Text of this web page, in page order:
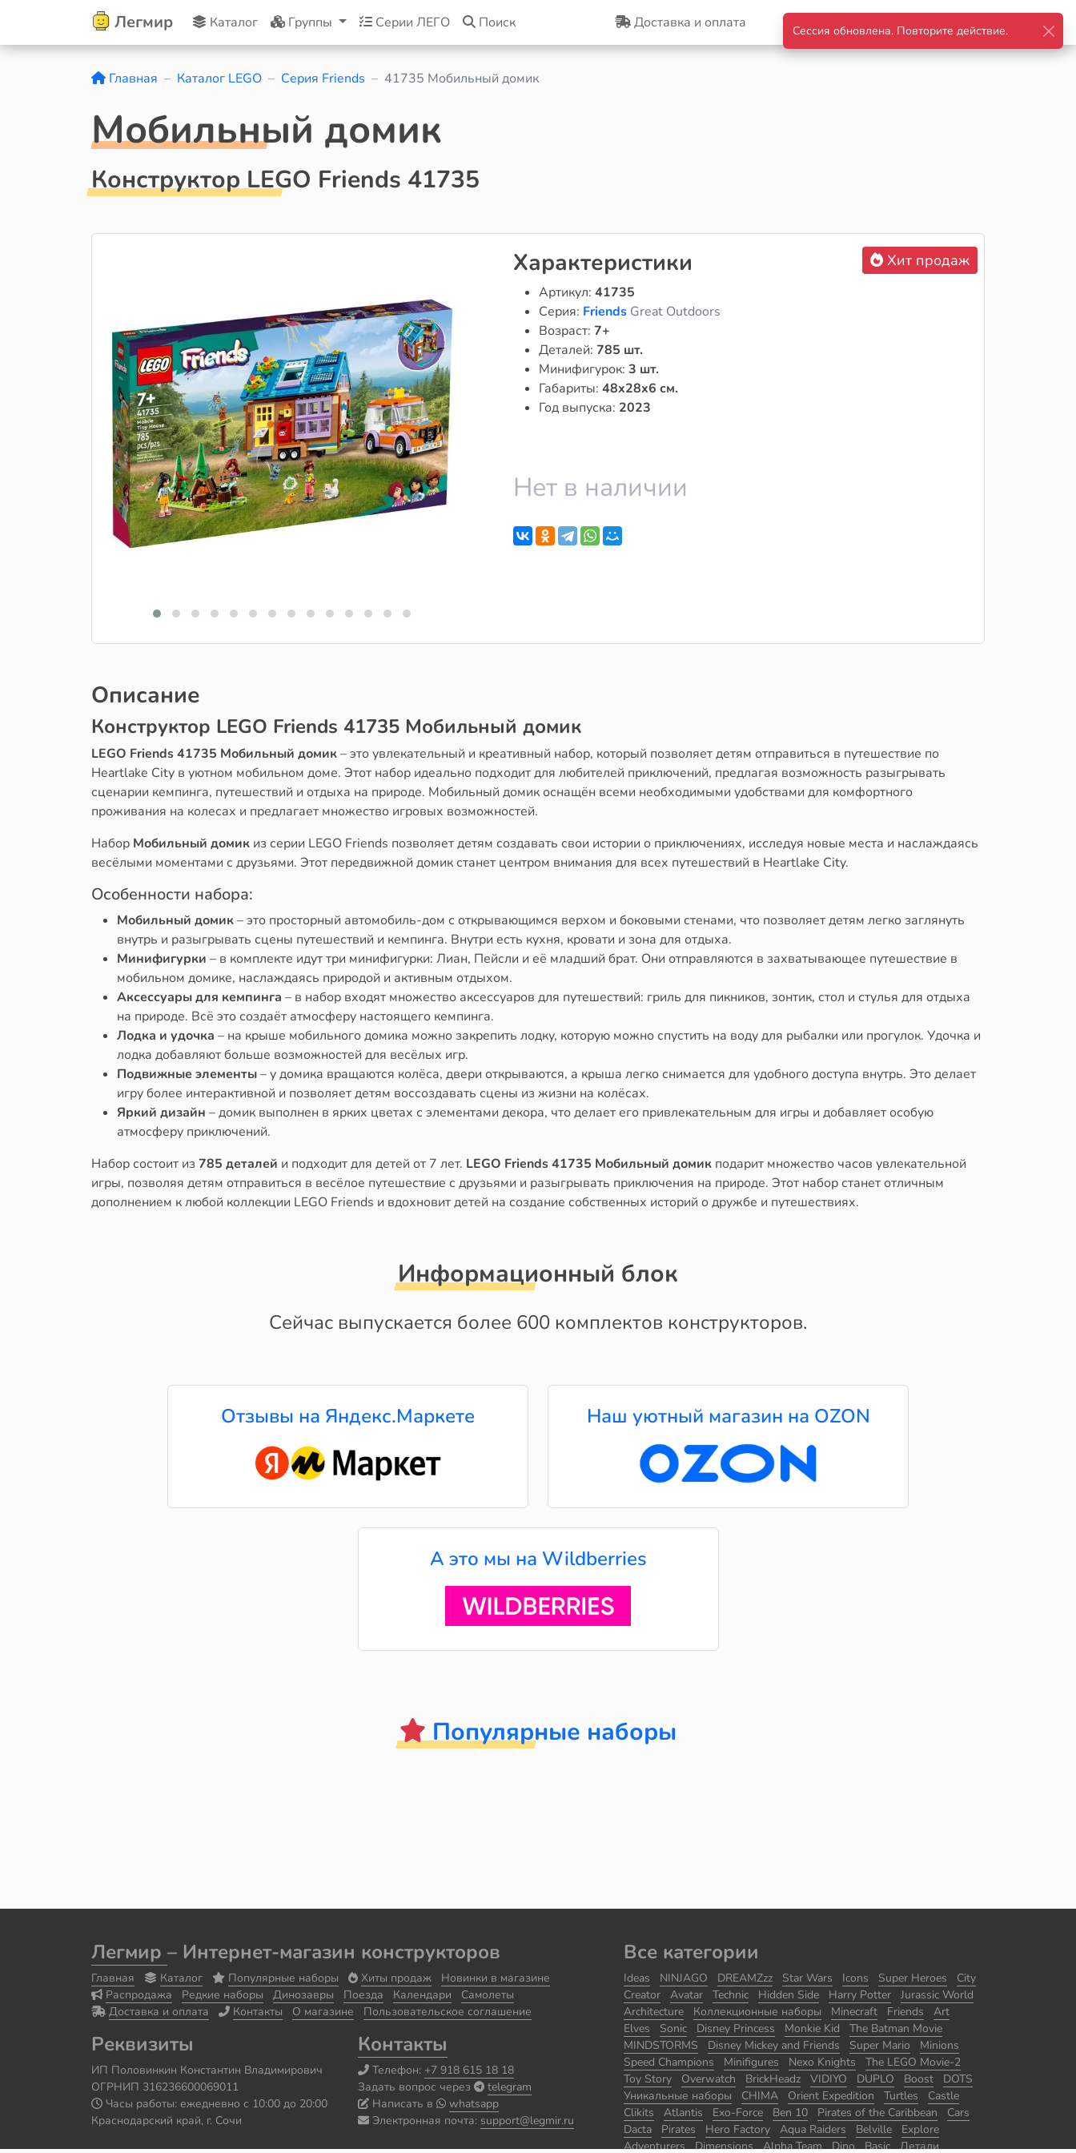
Легмир Каталог Группы Серии ЛЕГО Поиск Доставка и оплата Корзина Войти
Главная Каталог LEGO Серия Friends 41735 Мобильный домик
Мобильный домик
Конструктор LEGO Friends 41735
Хит продаж
Характеристики
Артикул: 41735
Серия: Friends Great Outdoors
Возраст: 7+
Деталей: 785 шт.
Минифигурок: 3 шт.
Габариты: 48x28x6 см.
Год выпуска: 2023
Нет в наличии
Описание
Конструктор LEGO Friends 41735 Мобильный домик
LEGO Friends 41735 Мобильный домик– это увлекательный и креативный набор, который позволяет детям отправиться в путешествие по
Heartlake City в уютном мобильном доме. Этот набор идеально подходит для любителей приключений, предлагая возможность разыгрывать
сценарии кемпинга, путешествий и отдыха на природе. Мобильный домик оснащён всеми необходимыми удобствами для комфортного
проживания на колесах и предлагает множество игровых возможностей.
Набор Мобильный домик из серии LEGO Friends позволяет детям создавать свои истории о приключениях, исследуя новые места и наслаждаясь
весёлыми моментами с друзьями. Этот передвижной домик станет центром внимания для всех путешествий в Heartlake City.
Особенности набора:
Мобильный домик– это просторный автомобиль-дом с открывающимся верхом и боковыми стенами, что позволяет детям легко заглянуть
внутрь и разыгрывать сцены путешествий и кемпинга. Внутри есть кухня, кровати и зона для отдыха.
Минифигурки – в комплекте идут три минифигурки: Лиан, Пейсли и её младший брат. Они отправляются в захватывающее путешествие в
мобильном домике, наслаждаясь природой и активным отдыхом.
Аксессуары для кемпинга – в набор входят множество аксессуаров для путешествий: гриль для пикников, зонтик, стол и стулья для отдыха
на природе. Всё это создаёт атмосферу настоящего кемпинга.
Лодка и удочка – на крыше мобильного домика можно закрепить лодку, которую можно спустить на воду для рыбалки или прогулок. Удочка и
лодка добавляют больше возможностей для весёлых игр.
Подвижные элементы– у домика вращаются колёса, двери открываются, а крыша легко снимается для удобного доступа внутрь. Это делает
игру более интерактивной и позволяет детям воссоздавать сцены из жизни на колёсах.
Яркий дизайн – домик выполнен в ярких цветах с элементами декора, что делает его привлекательным для игры и добавляет особую
атмосферу приключений.
Набор состоит из785 деталей и подходит для детей от 7 лет. LEGO Friends 41735 Мобильный домик подарит множество часов увлекательной
игры, позволяя детям отправиться в весёлое путешествие с друзьями и разыгрывать приключения на природе. Этот набор станет отличным
дополнением к любой коллекции LEGO Friends и вдохновит детей на создание собственных историй о дружбе и путешествиях.
Информационный блок
Сейчас выпускается более 600 комплектов конструкторов.
Отзывы на Яндекс.Маркете Наш уютный магазин на OZON
А это мы на Wildberries
Популярные наборы
Легмир – Интернет-магазин конструкторов
Главная Каталог Популярные наборы Хиты продаж
Новинки в магазине
Распродажа
Редкие наборы Динозавры Поезда Календари
Самолеты
Доставка и оплата
Контакты О магазине Пользовательское соглашение
Реквизиты
ИП Половинкин Константин Владимирович
ОГРНИП 316236600069011
Часы работы: ежедневно с 10:00 до 20:00
Краснодарский край, г. Сочи
Контакты
Телефон: +7 918 615 18 18
Задать вопрос через
telegram
Написать в
whatsapp
Электронная почта: support@legmir.ru
Все категории
Ideas NINJAGO DREAMZzz Star Wars Icons Super Heroes
City
Creator
Avatar Technic Hidden Side Harry Potter
Jurassic World
Architecture
Коллекционные наборы Minecraft Friends
Art
Elves
Sonic Disney Princess Monkie Kid
The Batman Movie
MINDSTORMS
Disney Mickey and Friends Super Mario
Minions
Speed Champions
Minifigures Nexo Knights
The LEGO Movie-2
Toy Story
Overwatch BrickHeadz VIDIYO DUPLO Boost
DOTS
Уникальные наборы
CHIMA Orient Expedition Turtles
Castle
Clikits
Atlantis Exo-Force Ben 10 Pirates of the Caribbean
Cars
Dacta
Pirates Hero Factory Aqua Raiders Belville
Explore
Adventurers
Dimensions Alpha Team Dino Basic Детали